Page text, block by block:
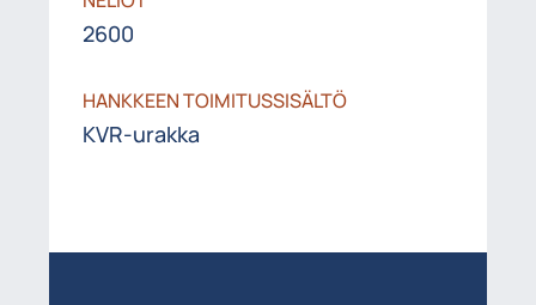
2600
HANKKEEN TOIMITUSSISÄLTÖ
KVR-urakka